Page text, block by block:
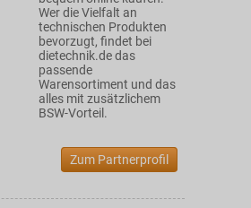
Wer die Vielfalt an
technischen Produkten
bevorzugt, findet bei
dietechnik.de das
passende
Warensortiment und das
alles mit zusätzlichem
BSW-Vorteil.
Zum Partnerprofil